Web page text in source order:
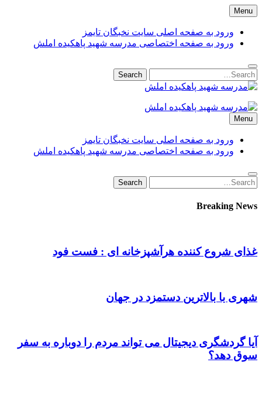
Skip
to
content
Menu
ورود به صفحه اصلی سایت نخبگان تایمز
ورود به صفحه اختصاصی مدرسه شهید پاهکیده املش
Search
for:
Search
مدرسه شهید پاهکیده املش
پسرانه + دخترانه + پیش دبستانی + کلاس + اول + دوم + سوم +
پشت + بانک کشاورزی + شماره + تلفن + آدرس + لوکیشن + +
دریافت + کارنامه + کد ملی + پایه + مقطع + دولتی + گیلان +
مدارس + دانش آموزان + لیست + سایت + نخبگان + تایمز +
madrese-shahid-pahkideh-amlash
Menu
ورود به صفحه اصلی سایت نخبگان تایمز
ورود به صفحه اختصاصی مدرسه شهید پاهکیده املش
Search
for:
Search
Breaking News
غذای شروع کننده هرآشپزخانه ای : فست فود
شهری با بالاترین دستمزد در جهان
آیا گردشگری دیجیتال می تواند مردم را دوباره به سفر
سوق دهد؟